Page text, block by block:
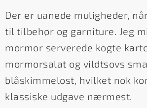
Der er uanede muligheder,
til tilbehør og garniture. Jeg
mormor serverede kogte
mormorsalat og vildtsovs
blåskimmelost, hvilket nok
klassiske udgave nærmest.